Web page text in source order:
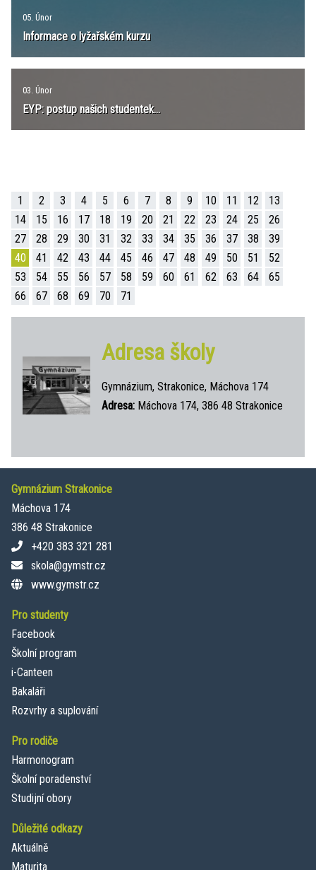
05. Únor
Informace o lyžařském kurzu
03. Únor
EYP: postup našich studentek...
1 2 3 4 5 6 7 8 9 10 11 12
13
14
15 16 17 18 19 20 21 22 23 24 25
26
27
28 29 30 31 32 33 34 35 36 37 38
39
40
41 42 43 44 45 46 47 48 49 50 51
52
53
54 55 56 57 58 59 60 61 62 63 64
65
66
67 68 69 70 71
Adresa školy
Gymnázium, Strakonice, Máchova 174
Adresa: Máchova 174, 386 48 Strakonice
Gymnázium Strakonice
Máchova 174
386 48 Strakonice
+420 383 321 281
skola@gymstr.cz
www.gymstr.cz
Pro studenty
Facebook
Školní program
i-Canteen
Bakaláři
Rozvrhy a suplování
Pro rodiče
Harmonogram
Školní poradenství
Studijní obory
Důležité odkazy
Aktuálně
Maturita